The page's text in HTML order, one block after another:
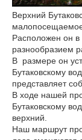
Верхний
Расположен он в
разнообразием
В размере он
Бутаковскому
представляет
В ходе нашей
Бутаковскому
верхний.
Наш маршрут